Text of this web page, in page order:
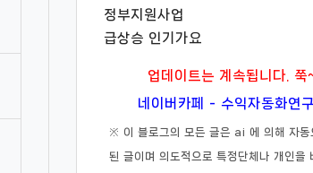
정부지원사업
급상승 인기가요
업데이트는 계속됩니다. 쭉
네이버카페 - 수익자동화연
※ 이 블로그의 모든 글은 ai 에 의해 자동
된 글이며 의도적으로 특정단체나 개인을